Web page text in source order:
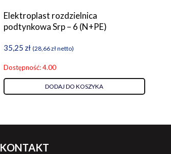
Elektroplast rozdzielnica
podtynkowa Srp – 6 (N+PE)
35,25 zł (28,66złnetto)
Dostępność: 4.00
DODAJ DO KOSZYKA
KONTAKT